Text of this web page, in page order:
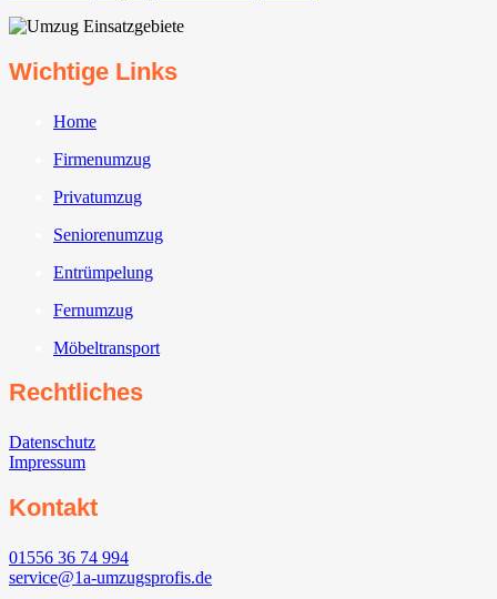
Wichtige Links
Home
Firmenumzug
Privatumzug
Seniorenumzug
Entrümpelung
Fernumzug
Möbeltransport
Rechtliches
Datenschutz
Impressum
Kontakt
01556 36 74 994
service@1a-umzugsprofis.de